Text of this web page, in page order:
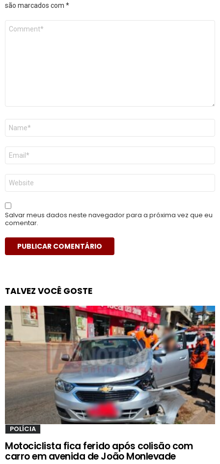
são marcados com *
Comentário
Nome
E-
mail
*
Site
Salvar meus dados neste navegador para a próxima vez que eu
comentar.
TALVEZ VOCÊ GOSTE
POLÍCIA
Motociclista fica ferido após colisão com
carro em avenida de João Monlevade